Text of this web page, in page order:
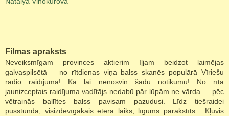
Filmas apraksts
Neveiksmīgam provinces aktierim Iļjam beidzot laimējas
galvaspilsētā – no rītdienas viņa balss skanēs populārā Vīriešu
radio raidījumā! Kā lai nenosvin šādu notikumu! No rīta
jaunizceptais raidījuma vadītājs nedabū pār lūpām ne vārda — pēc
vētrainās ballītes balss pavisam pazudusi. Līdz tiešraidei
pusstunda, visizdevīgākais ētera laiks, līgums parakstīts... Kļuvis